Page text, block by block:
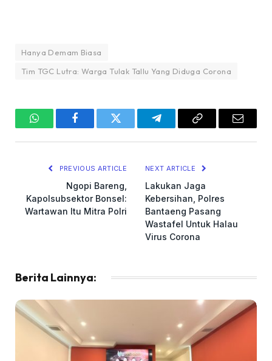
Hanya Demam Biasa
Tim TGC Lutra: Warga Tulak Tallu Yang Diduga Corona
WhatsAppFacebookTwitter TelegramCopy
Email
PREVIOUS ARTICLE
Ngopi Bareng,
Kapolsubsektor Bonsel:
Wartawan Itu Mitra Polri
NEXT ARTICLE
Lakukan Jaga
Kebersihan, Polres
Bantaeng Pasang
Wastafel Untuk Halau
Virus Corona
Berita Lainnya: